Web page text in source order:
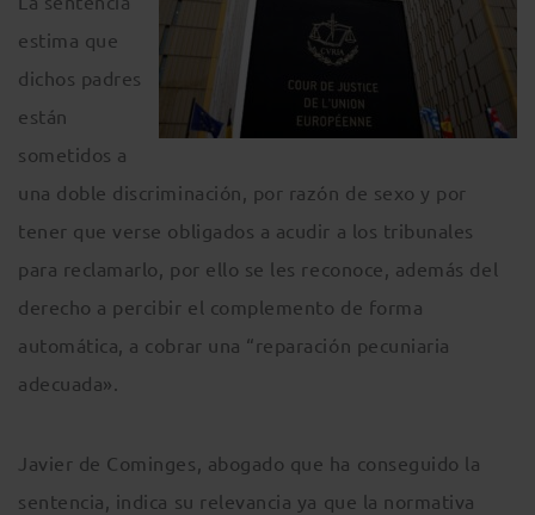
estima que
dichos padres
están
sometidos a
una doble discriminación, por razón de sexo y por
tener que verse obligados a acudir a los tribunales
para reclamarlo, por ello se les reconoce, además del
derecho a percibir el complemento de forma
automática, a cobrar una “reparación pecuniaria
adecuada».
Javier de Cominges, abogado que ha conseguido la
sentencia, indica su relevancia ya que la normativa